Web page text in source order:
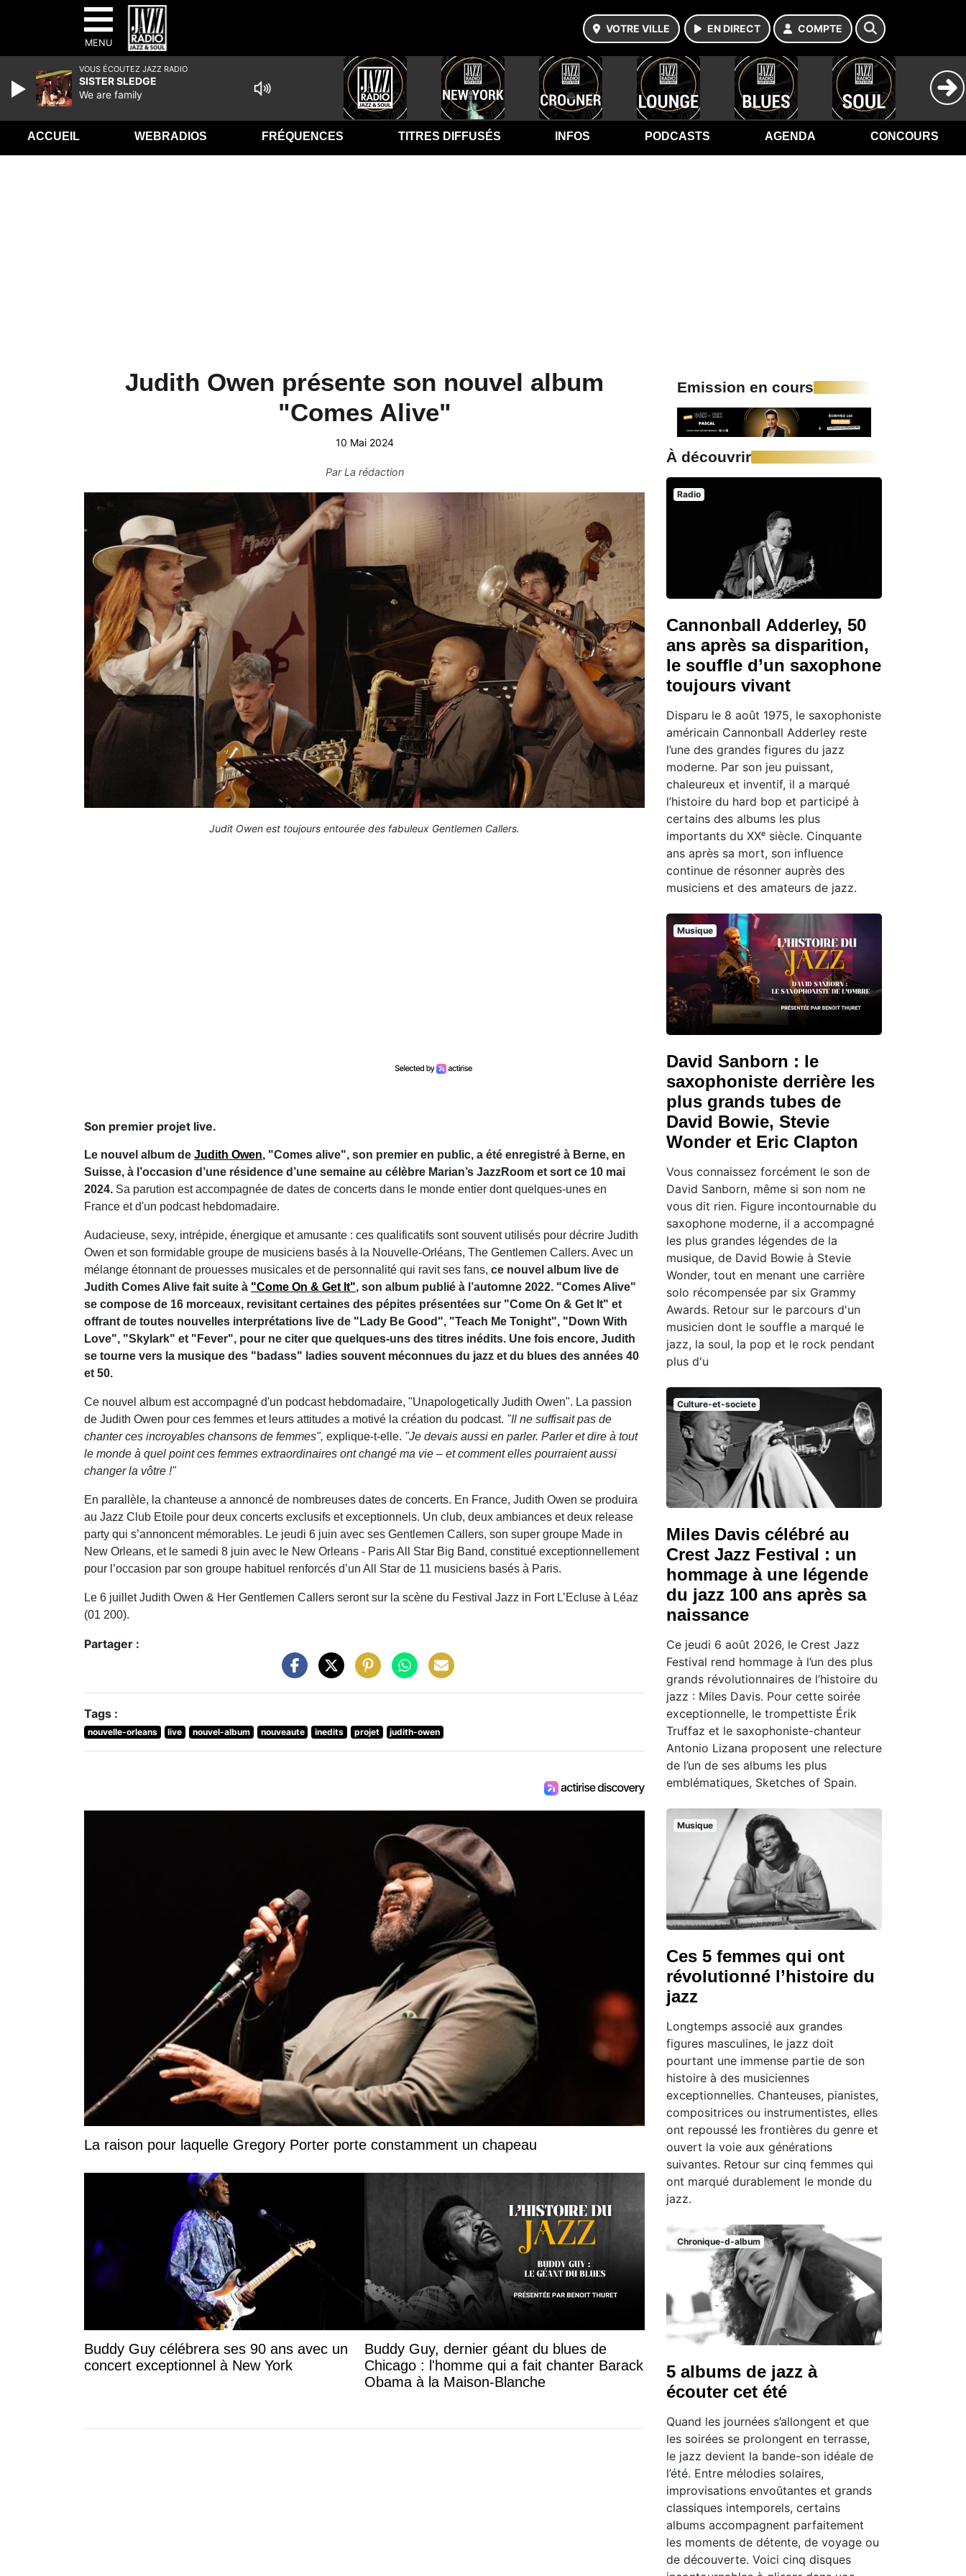
MENU
VOTRE VILLE EN DIRECT COMPTE
ACCUEIL WEBRADIOS FRÉQUENCES TITRES DIFFUSÉS INFOS PODCASTS AGENDA CONCOURS
Judith Owen présente son nouvel album
"Comes Alive"
10 Mai 2024
ParLa rédaction
Judit Owen est toujours entourée des fabuleux Gentlemen Callers.
Son premier projet live.
Le nouvel album de Judith Owen, "Comes alive", son premier en public, a été enregistré à Berne, en
Suisse, à l’occasion d’une résidence d’une semaine au célèbre Marian’s JazzRoom et sort ce 10 mai
2024. Sa parution est accompagnée de dates de concerts dans le monde entier dont quelques-unes en
France et d'un podcast hebdomadaire.
Audacieuse, sexy, intrépide, énergique et amusante : ces qualificatifs sont souvent utilisés pour décrire Judith
Owen et son formidable groupe de musiciens basés à la Nouvelle-Orléans, The Gentlemen Callers. Avec un
mélange étonnant de prouesses musicales et de personnalité qui ravit ses fans, ce nouvel album live de
Judith Comes Alive fait suite à "Come On & Get It", son album publié à l’automne 2022. "Comes Alive"
se compose de 16 morceaux, revisitant certaines des pépites présentées sur "Come On & Get It" et
offrant de toutes nouvelles interprétations live de "Lady Be Good", "Teach Me Tonight", "Down With
Love", "Skylark" et "Fever", pour ne citer que quelques-uns des titres inédits. Une fois encore, Judith
se tourne vers la musique des "badass" ladies souvent méconnues du jazz et du blues des années 40
et 50.
Ce nouvel album est accompagné d'un podcast hebdomadaire, "Unapologetically Judith Owen". La passion
de Judith Owen pour ces femmes et leurs attitudes a motivé la création du podcast. "Il ne suffisait pas de
chanter ces incroyables chansons de femmes", explique-t-elle. "Je devais aussi en parler. Parler et dire à tout
le monde à quel point ces femmes extraordinaires ont changé ma vie – et comment elles pourraient aussi
changer la vôtre !"
En parallèle, la chanteuse a annoncé de nombreuses dates de concerts. En France, Judith Owen se produira
au Jazz Club Etoile pour deux concerts exclusifs et exceptionnels. Un club, deux ambiances et deux release
party qui s’annoncent mémorables. Le jeudi 6 juin avec ses Gentlemen Callers, son super groupe Made in
New Orleans, et le samedi 8 juin avec le New Orleans - Paris All Star Big Band, constitué exceptionnellement
pour l’occasion par son groupe habituel renforcés d’un All Star de 11 musiciens basés à Paris.
Le 6 juillet Judith Owen & Her Gentlemen Callers seront sur la scène du Festival Jazz in Fort L’Ecluse à Léaz
(01 200).
Partager :
Tags :
nouvelle-orleans live nouvel-album nouveaute inedits projet judith-owen
La raison pour laquelle Gregory Porter porte constamment un chapeau
Buddy Guy célébrera ses 90 ans avec un
concert exceptionnel à New York
Buddy Guy, dernier géant du blues de
Chicago : l'homme qui a fait chanter Barack
Obama à la Maison-Blanche
Emission en cours
À découvrir
Radio
Cannonball Adderley, 50
ans après sa disparition,
le souffle d’un saxophone
toujours vivant
Disparu le 8 août 1975, le saxophoniste
américain Cannonball Adderley reste
l’une des grandes figures du jazz
moderne. Par son jeu puissant,
chaleureux et inventif, il a marqué
l’histoire du hard bop et participé à
certains des albums les plus
importants du XXᵉ siècle. Cinquante
ans après sa mort, son influence
continue de résonner auprès des
musiciens et des amateurs de jazz.
Musique
David Sanborn : le
saxophoniste derrière les
plus grands tubes de
David Bowie, Stevie
Wonder et Eric Clapton
Vous connaissez forcément le son de
David Sanborn, même si son nom ne
vous dit rien. Figure incontournable du
saxophone moderne, il a accompagné
les plus grandes légendes de la
musique, de David Bowie à Stevie
Wonder, tout en menant une carrière
solo récompensée par six Grammy
Awards. Retour sur le parcours d'un
musicien dont le souffle a marqué le
jazz, la soul, la pop et le rock pendant
plus d'u
Culture-et-societe
Miles Davis célébré au
Crest Jazz Festival : un
hommage à une légende
du jazz 100 ans après sa
naissance
Ce jeudi 6 août 2026, le Crest Jazz
Festival rend hommage à l’un des plus
grands révolutionnaires de l’histoire du
jazz : Miles Davis. Pour cette soirée
exceptionnelle, le trompettiste Érik
Truffaz et le saxophoniste-chanteur
Antonio Lizana proposent une relecture
de l’un de ses albums les plus
emblématiques, Sketches of Spain.
Musique
Ces 5 femmes qui ont
révolutionné l’histoire du
jazz
Longtemps associé aux grandes
figures masculines, le jazz doit
pourtant une immense partie de son
histoire à des musiciennes
exceptionnelles. Chanteuses, pianistes,
compositrices ou instrumentistes, elles
ont repoussé les frontières du genre et
ouvert la voie aux générations
suivantes. Retour sur cinq femmes qui
ont marqué durablement le monde du
jazz.
Chronique-d-album
5 albums de jazz à
écouter cet été
Quand les journées s’allongent et que
les soirées se prolongent en terrasse,
le jazz devient la bande-son idéale de
l’été. Entre mélodies solaires,
improvisations envoûtantes et grands
classiques intemporels, certains
albums accompagnent parfaitement
les moments de détente, de voyage ou
de découverte. Voici cinq disques
VOUS ÉCOUTEZ JAZZ RADIO
SISTER SLEDGE
We are family